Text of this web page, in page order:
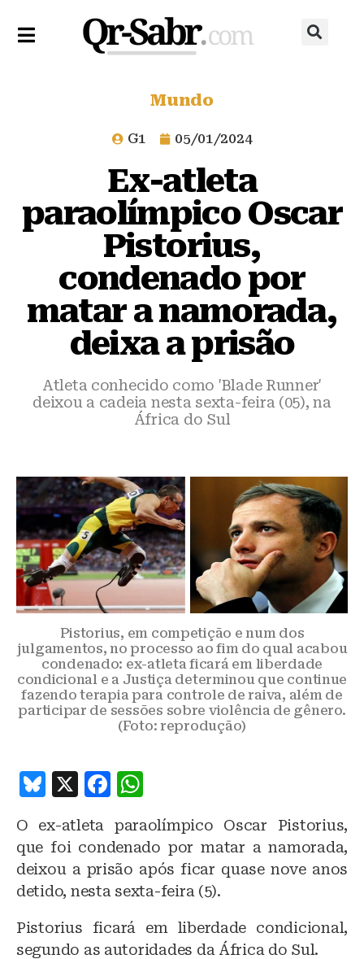
Mundo
G1 05/01/2024
Ex-atleta
paraolímpico Oscar
Pistorius,
condenado por
matar a namorada,
deixa a prisão
Atleta conhecido como 'Blade Runner'
deixou a cadeia nesta sexta-feira (05), na
África do Sul
Pistorius, em competição e num dos
julgamentos, no processo ao fim do qual acabou
condenado: ex-atleta ficará em liberdade
condicional e a Justiça determinou que continue
fazendo terapia para controle de raiva, além de
participar de sessões sobre violência de gênero.
(Foto: reprodução)
B
e
s
k
y
X
F
c
e
b
o
at
s
A
p
O ex-atleta paraolímpico Oscar Pistorius,
que foi condenado por matar a namorada,
deixou a prisão após ficar quase nove anos
detido, nesta sexta-feira (5).
Pistorius ficará em liberdade condicional,
segundo as autoridades da África do Sul.